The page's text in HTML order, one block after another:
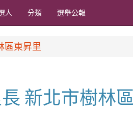
人 分類 選舉公報
區東昇里
新北市樹林